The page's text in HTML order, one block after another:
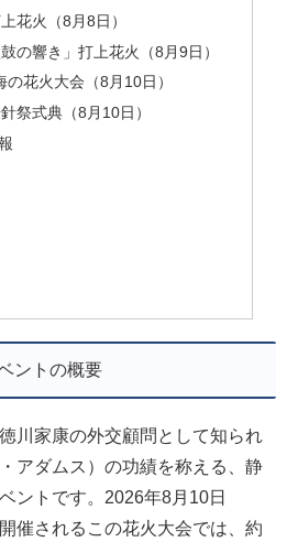
花火（8月8日）
の響き」打上花火（8月9日）
花火大会（8月10日）
祭式典（8月10日）
ントの概要
川家康の外交顧問として知られ
アダムス）の功績を称える、静
ントです。2026年8月10日
催されるこの花火大会では、約